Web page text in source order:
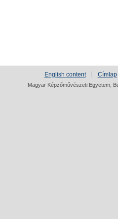
English content Címlap
Magyar Képzőművészeti Egyetem,